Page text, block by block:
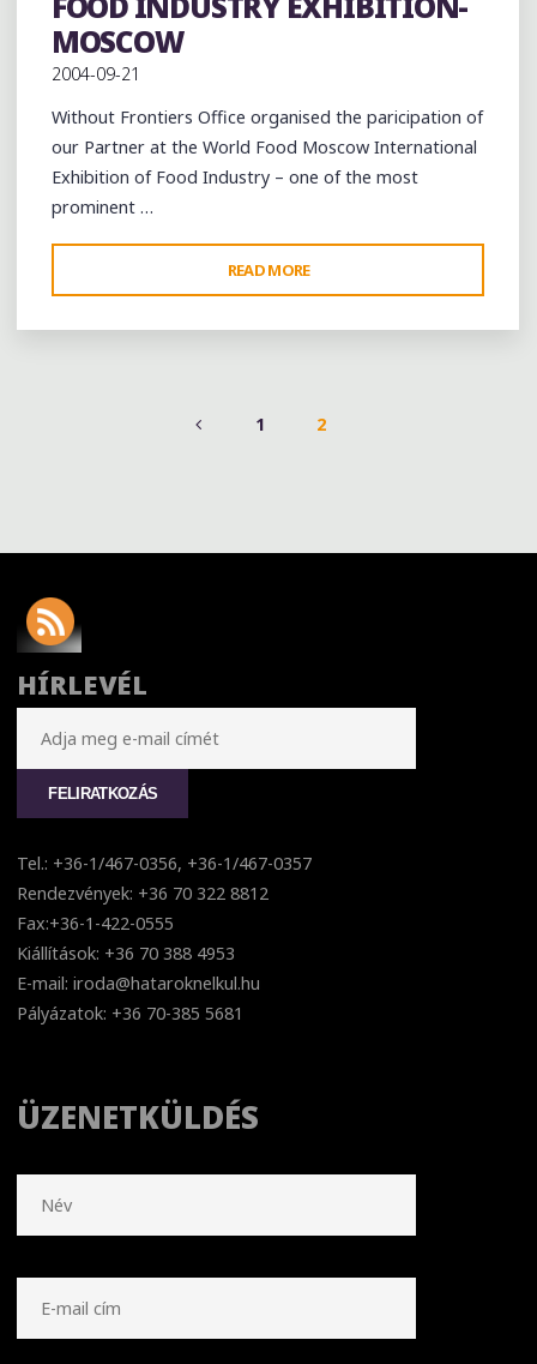
POLAND,
MOSCOW
2004-09-21
Without Frontiers Office organised the paricipation of
our Partner at the World Food Moscow International
Exhibition of Food Industry – one of the most
prominent …
READ MORE
FOOD
INTERNATIONAL
EXHIBITION-
1 2
HÍRLEVÉL
Tel.: +36-1/467-0356, +36-1/467-0357
Rendezvények: +36 70 322 8812
Fax:+36-1-422-0555
Kiállítások: +36 70 388 4953
E-mail: iroda@hataroknelkul.hu
Pályázatok: +36 70-385 5681
ÜZENETKÜLDÉS